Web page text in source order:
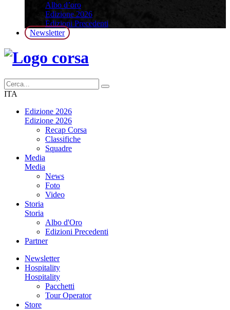
Albo d’oro
Edizione 2026
Edizioni Precedenti
Newsletter
ITA
Edizione 2026
Edizione 2026
Recap Corsa
Classifiche
Squadre
Media
Media
News
Foto
Video
Storia
Storia
Albo d'Oro
Edizioni Precedenti
Partner
Newsletter
Hospitality
Hospitality
Pacchetti
Tour Operator
Store